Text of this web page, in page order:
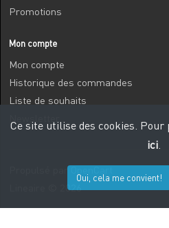
Promotions
Mon compte
Mon compte
Historique des commandes
Liste de souhaits
Propulsé par
Lineaire © 2026
Ce site utilise des cookies.
ici.
Oui, cela me convient!